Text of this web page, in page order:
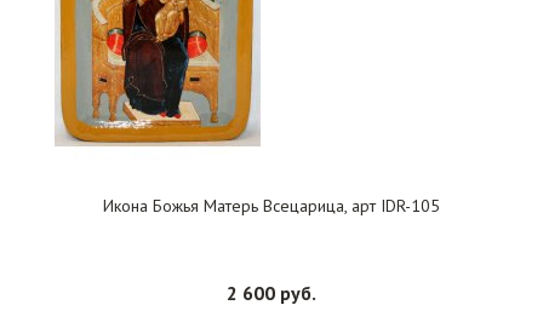
Икона Божья Матерь Всецарица, арт IDR-105
2 600 руб.